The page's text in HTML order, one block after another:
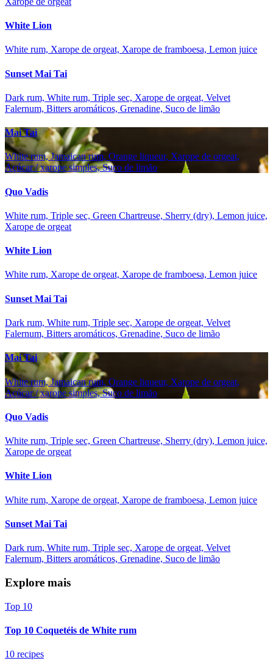
White Lion
White rum, Xarope de orgeat, Xarope de framboesa, Lemon juice
Sunset Mai Tai
Dark rum, White rum, Triple sec, Xarope de orgeat, Velvet
Falernum, Bitters aromáticos, Grenadine, Suco de limão
Mai Tai
White rum, Jamaican rum, Orange liqueur, Xarope de orgeat,
Açúcar / xarope simples, Suco de limão
Quo Vadis
White rum, Triple sec, Green Chartreuse, Sherry (dry), Lemon juice,
Xarope de orgeat
White Lion
White rum, Xarope de orgeat, Xarope de framboesa, Lemon juice
Sunset Mai Tai
Dark rum, White rum, Triple sec, Xarope de orgeat, Velvet
Falernum, Bitters aromáticos, Grenadine, Suco de limão
Mai Tai
White rum, Jamaican rum, Orange liqueur, Xarope de orgeat,
Açúcar / xarope simples, Suco de limão
Quo Vadis
White rum, Triple sec, Green Chartreuse, Sherry (dry), Lemon juice,
Xarope de orgeat
White Lion
White rum, Xarope de orgeat, Xarope de framboesa, Lemon juice
Sunset Mai Tai
Dark rum, White rum, Triple sec, Xarope de orgeat, Velvet
Falernum, Bitters aromáticos, Grenadine, Suco de limão
Explore mais
Top 10
Top 10 Coquetéis de White rum
10 recipes